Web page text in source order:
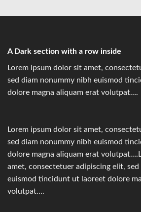
A Dark section with a row inside
Lorem ipsum dolor sit amet,
sed diam nonummy nibh euismod
dolore magna aliquam erat volutpat….
Lorem ipsum dolor sit amet,
sed diam nonummy nibh euismod
dolore magna aliquam erat
amet, consectetuer adipiscing elit,
euismod tincidunt ut laoreet dolore
volutpat….